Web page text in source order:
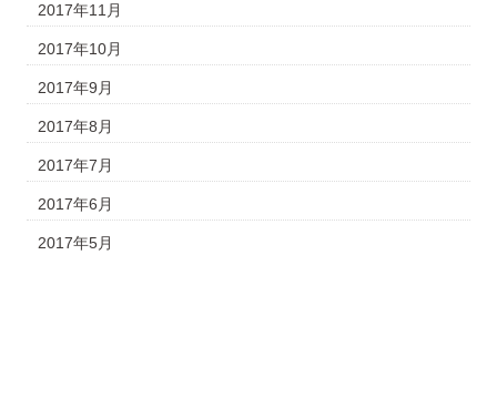
2017年11月
2017年10月
2017年9月
2017年8月
2017年7月
2017年6月
2017年5月